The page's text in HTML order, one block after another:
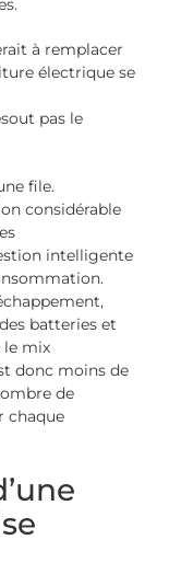
à remplacer
électrique se
pas le
file.
considérable
intelligente
batteries et
le mix
donc moins de
de
chaque